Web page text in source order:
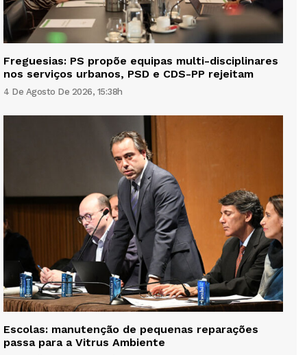
Freguesias: PS propõe equipas multi-disciplinares
nos serviços urbanos, PSD e CDS-PP rejeitam
4 De Agosto De 2026, 15:38h
Escolas: manutenção de pequenas reparações
passa para a Vitrus Ambiente